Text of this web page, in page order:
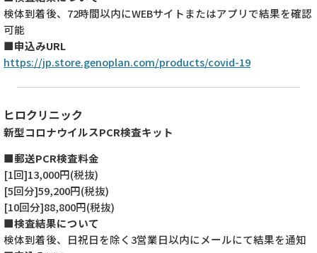
検体到着後、72時間以内にWEBサイトまたはアプリで結果を確認
可能
■申込みURL
https://jp.store.genoplan.com/products/covid-19
ヒロクリニック
新型コロナウイルスPCR検査キット
■郵送PCR検査料金
[1回]13,000円(税抜)
[5回分]59,200円(税抜)
[10回分]88,800円(税抜)
■検査結果について
検体到着後、日祝日を除く3営業日以内にメールにて結果を通知